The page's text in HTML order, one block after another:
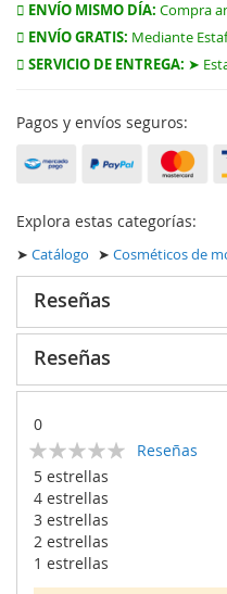
ENVÍO MISMO DÍA: Compra
ENVÍO GRATIS: Mediante
SERVICIO DE ENTREGA: ➤
Pagos y envíos seguros:
Explora estas categorías:
➤ Catálogo ➤ Cosméticos de
Reseñas
Reseñas
0
Calificación:
% of100
Reseñas
5 estrellas
4 estrellas
3 estrellas
2 estrellas
1 estrellas